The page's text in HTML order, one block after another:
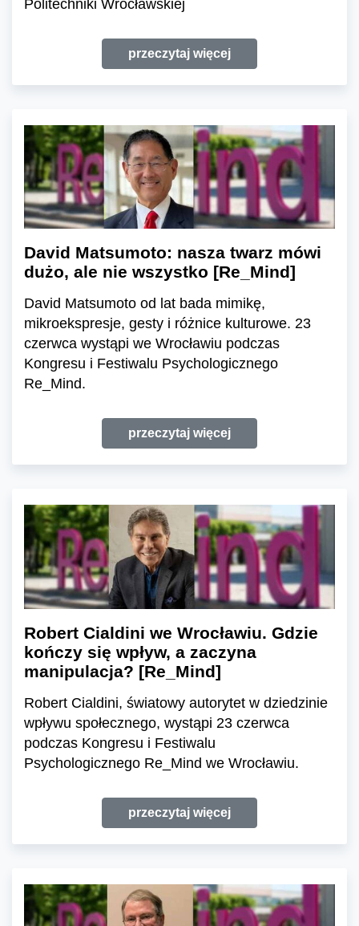
Politechniki Wrocławskiej
przeczytaj więcej
David Matsumoto: nasza twarz mówi
dużo, ale nie wszystko [Re_Mind]
David Matsumoto od lat bada mimikę,
mikroekspresje, gesty i różnice kulturowe. 23
czerwca wystąpi we Wrocławiu podczas
Kongresu i Festiwalu Psychologicznego
Re_Mind.
przeczytaj więcej
Robert Cialdini we Wrocławiu. Gdzie
kończy się wpływ, a zaczyna
manipulacja? [Re_Mind]
Robert Cialdini, światowy autorytet w dziedzinie
wpływu społecznego, wystąpi 23 czerwca
podczas Kongresu i Festiwalu
Psychologicznego Re_Mind we Wrocławiu.
przeczytaj więcej